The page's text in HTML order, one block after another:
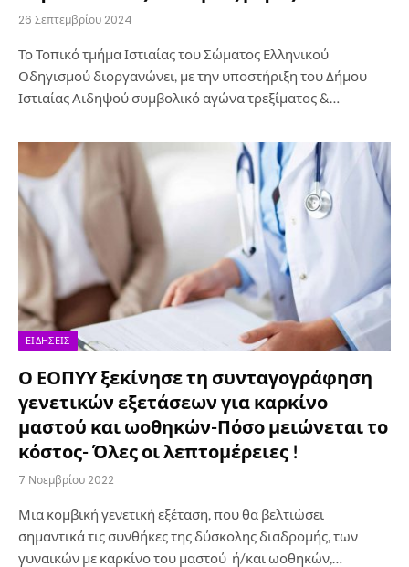
26 Σεπτεμβρίου 2024
Το Τοπικό τμήμα Ιστιαίας του Σώματος Ελληνικού
Οδηγισμού διοργανώνει, με την υποστήριξη του Δήμου
Ιστιαίας Αιδηψού συμβολικό αγώνα τρεξίματος &…
ΕΙΔΉΣΕΙΣ
Ο ΕΟΠΥΥ ξεκίνησε τη συνταγογράφηση
γενετικών εξετάσεων για καρκίνο
μαστού και ωοθηκών-Πόσο μειώνεται το
κόστος- Όλες οι λεπτομέρειες !
7 Νοεμβρίου 2022
Μια κομβική γενετική εξέταση, που θα βελτιώσει
σημαντικά τις συνθήκες της δύσκολης διαδρομής, των
γυναικών με καρκίνο του μαστού ή/και ωοθηκών,…